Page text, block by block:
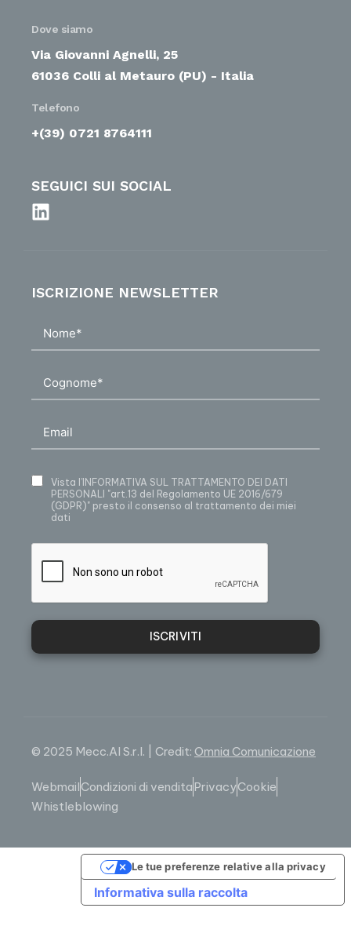
Dove siamo
Via Giovanni Agnelli, 25
61036 Colli al Metauro (PU) - Italia
Telefono
+(39) 0721 8764111
SEGUICI SUI SOCIAL
ISCRIZIONE NEWSLETTER
Vista l’INFORMATIVA SUL TRATTAMENTO DEI DATI
PERSONALI
"art.13 del Regolamento UE 2016/679
(GDPR)" presto il consenso al trattamento dei miei
dati
ISCRIVITI
© 2025 Mecc.Al S.r.l. | Credit: Omnia Comunicazione
WebmailCondizioni di venditaPrivacyCookie
Whistleblowing
Informativa sulla raccolta
Le tue preferenze relative alla privacy